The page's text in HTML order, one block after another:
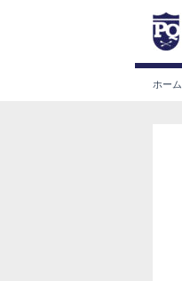
ホーム